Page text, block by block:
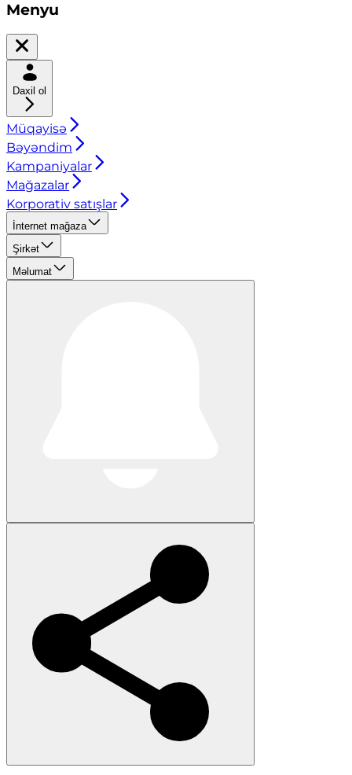
Menyu
Daxil ol
Müqayisə
Bəyəndim
Kampaniyalar
Mağazalar
Korporativ satışlar
İnternet mağaza
Şirkət
Məlumat